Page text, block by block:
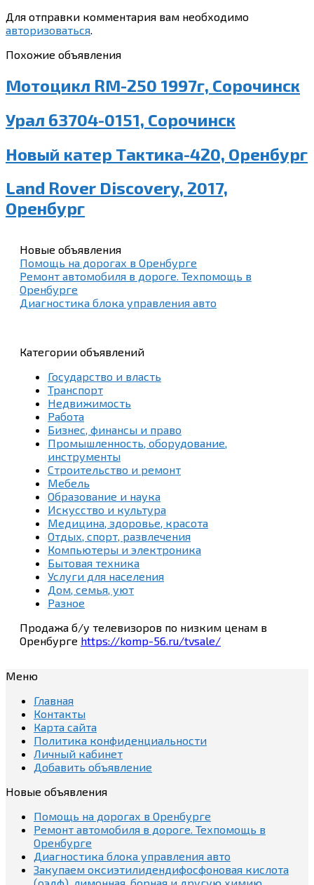
Для отправки комментария вам необходимо
авторизоваться.
Похожие объявления
Мотоцикл RM-250 1997г, Сорочинск
Урал 63704-0151, Сорочинск
Новый катер Тактика-420, Оренбург
Land Rover Discovery, 2017,
Оренбург
Новые объявления
Помощь на дорогах в Оренбурге
Ремонт автомобиля в дороге. Техпомощь в
Оренбурге
Диагностика блока управления авто
Категории объявлений
Государство и власть
Транспорт
Недвижимость
Работа
Бизнес, финансы и право
Промышленность, оборудование,
инструменты
Строительство и ремонт
Мебель
Образование и наука
Искусство и культура
Медицина, здоровье, красота
Отдых, спорт, развлечения
Компьютеры и электроника
Бытовая техника
Услуги для населения
Дом, семья, уют
Разное
Продажа б/у телевизоров по низким ценам в
Оренбурге https://komp-56.ru/tvsale/
Меню
Главная
Контакты
Карта сайта
Политика конфиденциальности
Личный кабинет
Добавить объявление
Новые объявления
Помощь на дорогах в Оренбурге
Ремонт автомобиля в дороге. Техпомощь в
Оренбурге
Диагностика блока управления авто
Закупаем оксиэтилидендифосфоновая кислота